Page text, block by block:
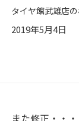
2019年5月4日